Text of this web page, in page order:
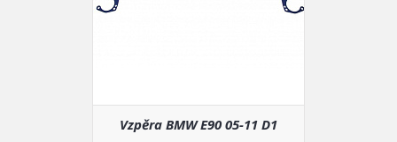
Vzpěra BMW E90 05-11 D1